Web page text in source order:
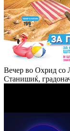
Вечер во Охрид со
Станишиќ,